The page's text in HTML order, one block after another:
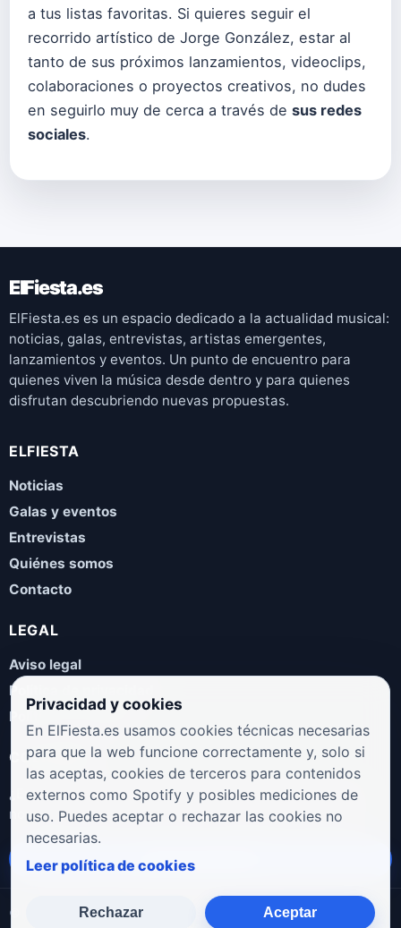
a tus listas favoritas. Si quieres seguir el
recorrido artístico de Jorge González, estar al
tanto de sus próximos lanzamientos, videoclips,
colaboraciones o proyectos creativos, no dudes
en seguirlo muy de cerca a través de sus redes
sociales.
ElFiesta.es
ElFiesta.es es un espacio dedicado a la actualidad musical:
noticias, galas, entrevistas, artistas emergentes,
lanzamientos y eventos. Un punto de encuentro para
quienes viven la música desde dentro y para quienes
disfrutan descubriendo nuevas propuestas.
ELFIESTA
Noticias
Galas y eventos
Entrevistas
Quiénes somos
Contacto
LEGAL
Aviso legal
Política de privacidad
Política de cookies
COLABORA
¿Eres artista, manager, sello o promotor? Envíanos tus
novedades, galas, entrevistas o propuestas musicales.
Enviar propuesta
© 2026 ElFiesta.es Noticias · Galas · Entrevistas · Música
Privacidad y cookies
En ElFiesta.es usamos cookies técnicas necesarias
para que la web funcione correctamente y, solo si
las aceptas, cookies de terceros para contenidos
externos como Spotify y posibles mediciones de
uso. Puedes aceptar o rechazar las cookies no
necesarias.
Leer política de cookies
Rechazar Aceptar